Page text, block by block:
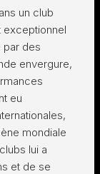
un club
exceptionnel
par des
envergure,
eu
mondiale
lui a
et de se